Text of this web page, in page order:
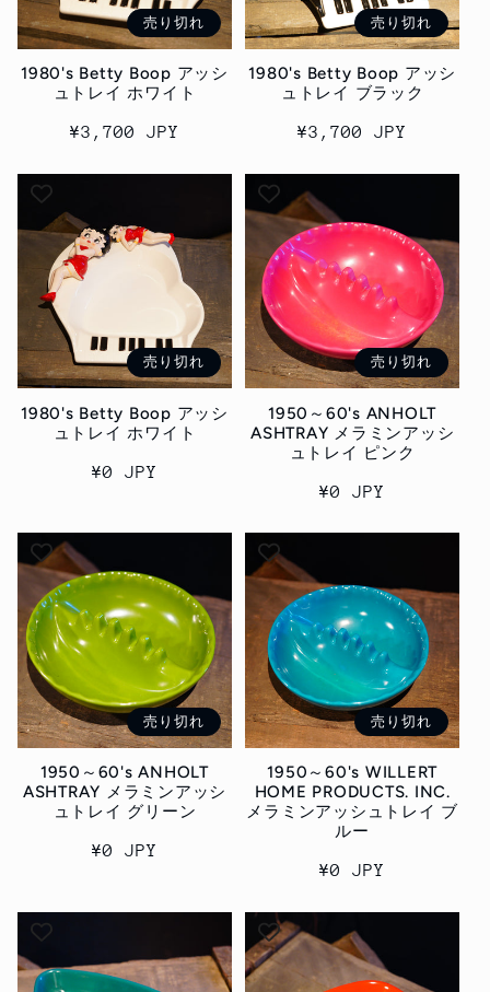
売り切れ
1980's Betty Boop アッシ
ュトレイ ホワイト
通
格
¥3,700 JPY
売り切れ
1980's Betty Boop アッシ
ュトレイ ブラック
通
格
¥3,700 JPY
売り切れ
1980's Betty Boop アッシ
ュトレイ ホワイト
通
¥0 JPY
売り切れ
1950～60's ANHOLT
ASHTRAY メラミンアッシ
ュトレイ ピンク
通
¥0 JPY
売り切れ
1950～60's ANHOLT
ASHTRAY メラミンアッシ
ュトレイ グリーン
通
¥0 JPY
売り切れ
1950～60's WILLERT
HOME PRODUCTS. INC.
メラミンアッシュトレイ ブ
ルー
通
格
¥0 JPY